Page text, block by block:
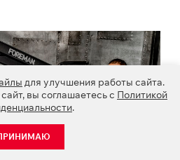
для улучшения работы сайта.
вы соглашаетесь с Политикой
.